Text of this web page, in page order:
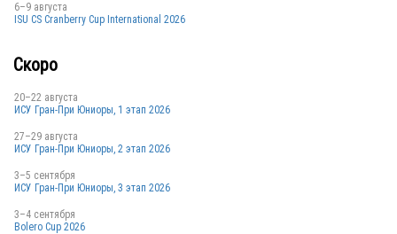
6–9 августа
ISU CS Cranberry Cup International 2026
Скоро
20–22 августа
ИСУ Гран-При Юниоры, 1 этап 2026
27–29 августа
ИСУ Гран-При Юниоры, 2 этап 2026
3–5 сентября
ИСУ Гран-При Юниоры, 3 этап 2026
3–4 сентября
Bolero Cup 2026